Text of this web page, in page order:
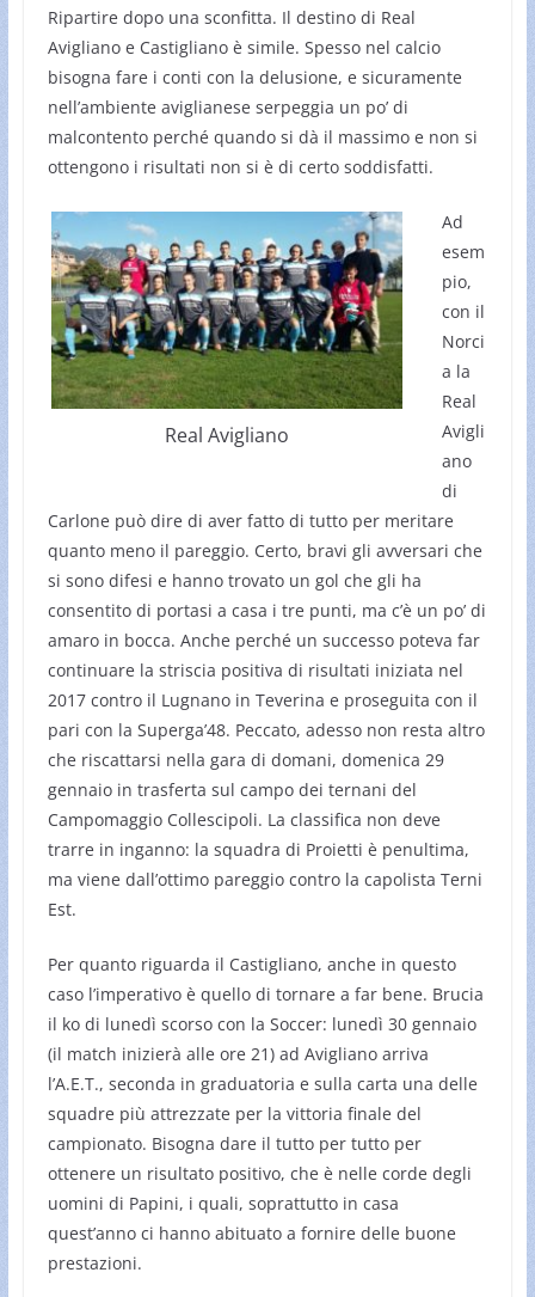
Ripartire dopo una sconfitta. Il destino di Real
Avigliano e Castigliano è simile. Spesso nel calcio
bisogna fare i conti con la delusione, e sicuramente
nell’ambiente aviglianese serpeggia un po’ di
malcontento perché quando si dà il massimo e non si
ottengono i risultati non si è di certo soddisfatti.
Real Avigliano
Ad
esem
pio,
con il
Norci
a la
Real
Avigli
ano
di
Carlone può dire di aver fatto di tutto per meritare
quanto meno il pareggio. Certo, bravi gli avversari che
si sono difesi e hanno trovato un gol che gli ha
consentito di portasi a casa i tre punti, ma c’è un po’ di
amaro in bocca. Anche perché un successo poteva far
continuare la striscia positiva di risultati iniziata nel
2017 contro il Lugnano in Teverina e proseguita con il
pari con la Superga’48. Peccato, adesso non resta altro
che riscattarsi nella gara di domani, domenica 29
gennaio in trasferta sul campo dei ternani del
Campomaggio Collescipoli. La classifica non deve
trarre in inganno: la squadra di Proietti è penultima,
ma viene dall’ottimo pareggio contro la capolista Terni
Est.
Per quanto riguarda il Castigliano, anche in questo
caso l’imperativo è quello di tornare a far bene. Brucia
il ko di lunedì scorso con la Soccer: lunedì 30 gennaio
(il match inizierà alle ore 21) ad Avigliano arriva
l’A.E.T., seconda in graduatoria e sulla carta una delle
squadre più attrezzate per la vittoria finale del
campionato. Bisogna dare il tutto per tutto per
ottenere un risultato positivo, che è nelle corde degli
uomini di Papini, i quali, soprattutto in casa
quest’anno ci hanno abituato a fornire delle buone
prestazioni.